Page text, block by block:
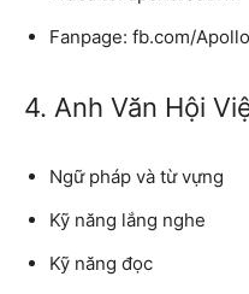
Fanpage: fb.com/
4. Anh Văn Hội
Ngữ pháp và từ vựng
Kỹ năng lắng nghe
Kỹ năng đọc